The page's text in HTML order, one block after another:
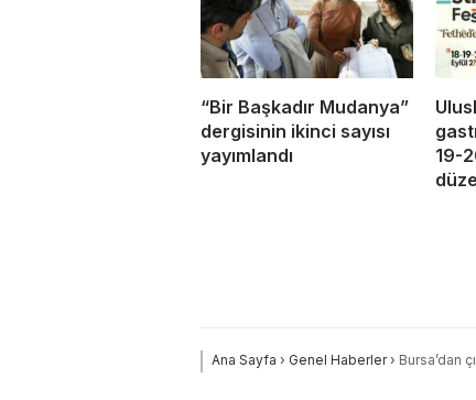
“Bir Başkadır Mudanya”
dergisinin ikinci sayısı
yayımlandı
19-
Ana Sayfa › Genel Haberler› Bursa’dan